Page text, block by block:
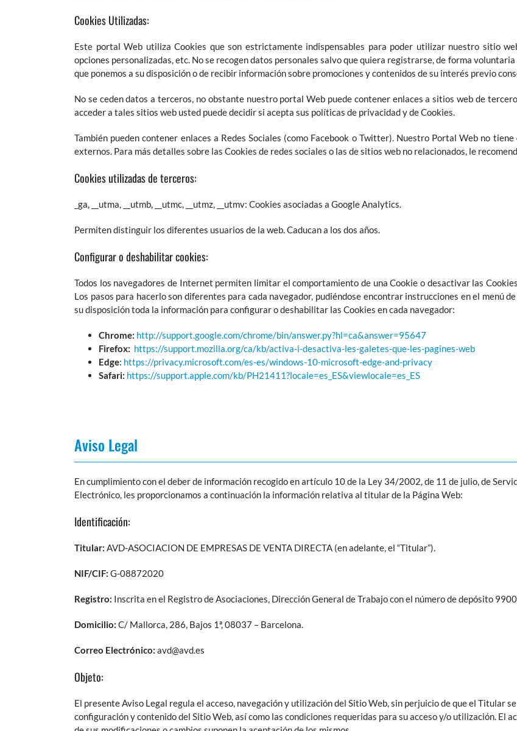
Cookies Utilizadas:
Este portal Web utiliza Cookies que son estrictamente indispensables para poder utilizar nuestro sitio
opciones personalizadas, etc. No se recogen datos personales salvo que quiera registrarse, de forma
que ponemos a su disposición o de recibir información sobre promociones y contenidos de su interés previo
No se ceden datos a terceros, no obstante nuestro portal Web puede contener enlaces a sitios web de
acceder a tales sitios web usted puede decidir si acepta sus políticas de privacidad y de Cookies.
También pueden contener enlaces a Redes Sociales (como Facebook o Twitter). Nuestro Portal Web no
externos. Para más detalles sobre las Cookies de redes sociales o las de sitios web no relacionados, le
Cookies utilizadas de terceros:
_ga, __utma, __utmb, __utmc, __utmz, __utmv: Cookies asociadas a Google Analytics.
Permiten distinguir los diferentes usuarios de la web. Caducan a los dos años.
Configurar o deshabilitar cookies:
Todos los navegadores de Internet permiten limitar el comportamiento de una Cookie o desactivar las
Los pasos para hacerlo son diferentes para cada navegador, pudiéndose encontrar instrucciones en el menú
su disposición toda la información para configurar o deshabilitar las Cookies en cada navegador:
Chrome: http://support.google.com/chrome/bin/answer.py?hl=ca&answer=95647
Firefox: https://support.mozilla.org/ca/kb/activa-i-desactiva-les-galetes-que-les-pagines-web
Edge: https://privacy.microsoft.com/es-es/windows-10-microsoft-edge-and-privacy
Safari: https://support.apple.com/kb/PH21411?locale=es_ES&viewlocale=es_ES
Aviso Legal
En cumplimiento con el deber de información recogido en artículo 10 de la Ley 34/2002, de 11 de julio, de
Electrónico, les proporcionamos a continuación la información relativa al titular de la Página Web:
Identificación:
Titular: AVD-ASOCIACION DE EMPRESAS DE VENTA DIRECTA (en adelante, el “Titular”).
NIF/CIF: G-08872020
Registro: Inscrita en el Registro de Asociaciones, Dirección General de Trabajo con el número de depósito
Domicilio: C/ Mallorca, 286, Bajos 1ª, 08037 – Barcelona.
Correo Electrónico: avd@avd.es
Objeto:
El presente Aviso Legal regula el acceso, navegación y utilización del Sitio Web, sin perjuicio de que el Titular
configuración y contenido del Sitio Web, así como las condiciones requeridas para su acceso y/o utilización. El